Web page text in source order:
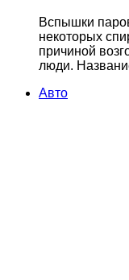
Вспышки
некоторых
причиной
люди.
Авто